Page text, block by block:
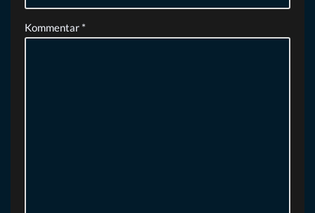
Kommentar *